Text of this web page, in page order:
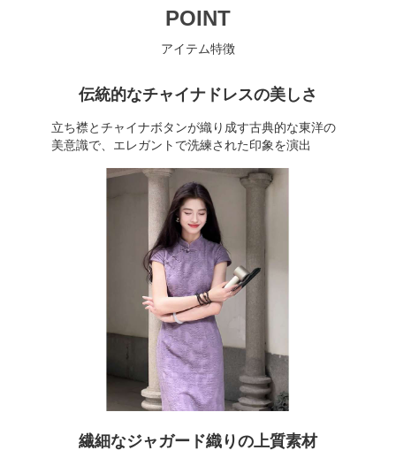
POINT
アイテム特徴
伝統的なチャイナドレスの美しさ
立ち襟とチャイナボタンが織り成す古典的な東洋の
美意識で、エレガントで洗練された印象を演出
繊細なジャガード織りの上質素材